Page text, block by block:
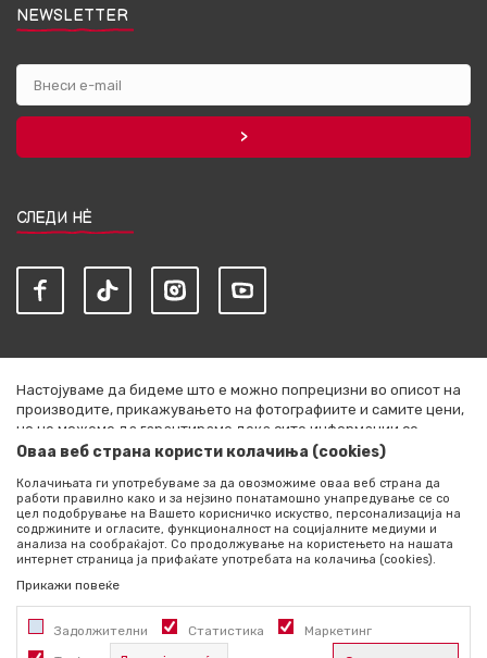
NEWSLETTER
СЛЕДИ НЀ
Настојуваме да бидеме што е можно попрецизни во описот на
производите, прикажувањето на фотографиите и самите цени,
но не можеме да гарантираме дека сите информации се
комплетни и без грешки. Сите артикли прикажани на сајтот се
секој момент. Расположливоста на производите можете да ја
проверите со повик на +389 76 444 490
©2026 literatura.mk, Изработено одNB SOFT. Сите права
задржани.
Оваа веб страна користи колачиња (cookies)
Колачињата ги употребуваме за да овозможиме оваа веб страна да
работи правилно како и за нејзино понатамошно унапредување се со
цел подобрување на Вашето корисничко искуство, персонализација на
содржините и огласите, функционалност на социјалните медиуми и
анализа на сообраќајот. Со продолжување на користењето на нашата
интернет страница ја прифаќате употребата на колачиња (cookies).
Прикажи повеќе
Задолжителни Статистика Маркетинг